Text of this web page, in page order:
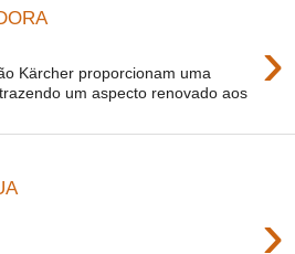
›
Kärcher proporcionam uma
um aspecto renovado aos
›